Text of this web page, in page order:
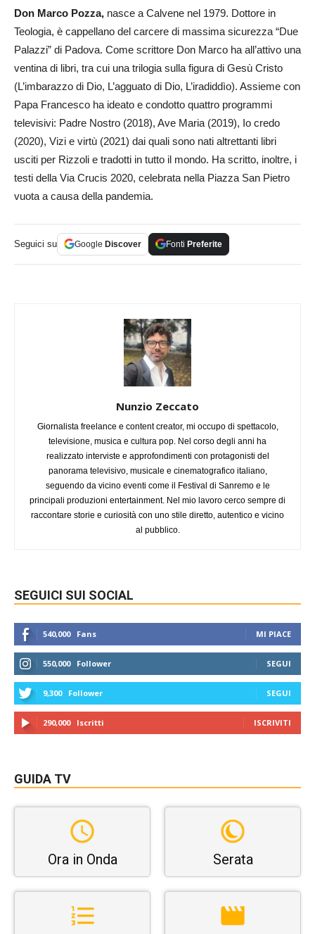
Don Marco Pozza, nasce a Calvene nel 1979. Dottore in
Teologia, è cappellano del carcere di massima sicurezza “Due
Palazzi” di Padova. Come scrittore Don Marco ha all’attivo una
ventina di libri, tra cui una trilogia sulla figura di Gesù Cristo
(L’imbarazzo di Dio, L’agguato di Dio, L’iradiddìo). Assieme con
Papa Francesco ha ideato e condotto quattro programmi
televisivi: Padre Nostro (2018), Ave Maria (2019), Io credo
(2020), Vizi e virtù (2021) dai quali sono nati altrettanti libri
usciti per Rizzoli e tradotti in tutto il mondo. Ha scritto, inoltre, i
testi della Via Crucis 2020, celebrata nella Piazza San Pietro
vuota a causa della pandemia.
Seguici su Google Discover Fonti Preferite
Nunzio Zeccato
Giornalista freelance e content creator, mi occupo di spettacolo,
televisione, musica e cultura pop. Nel corso degli anni ha
realizzato interviste e approfondimenti con protagonisti del
panorama televisivo, musicale e cinematografico italiano,
seguendo da vicino eventi come il Festival di Sanremo e le
principali produzioni entertainment. Nel mio lavoro cerco sempre di
raccontare storie e curiosità con uno stile diretto, autentico e vicino
al pubblico.
SEGUICI SUI SOCIAL
540,000 Fans MI PIACE
550,000 Follower SEGUI
9,300 Follower SEGUI
290,000 Iscritti ISCRIVITI
GUIDA TV
Ora in Onda Serata